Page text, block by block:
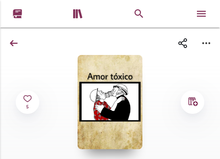
 
5